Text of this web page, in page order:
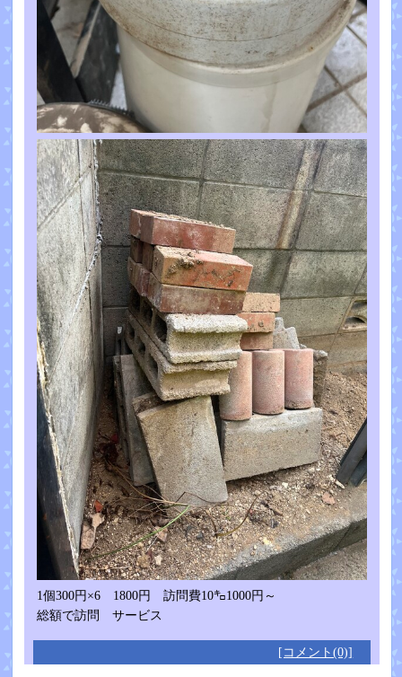
1個300円×6 1800円 訪問費10㌔1000円～
総額で訪問 サービス
[コメント(0)]